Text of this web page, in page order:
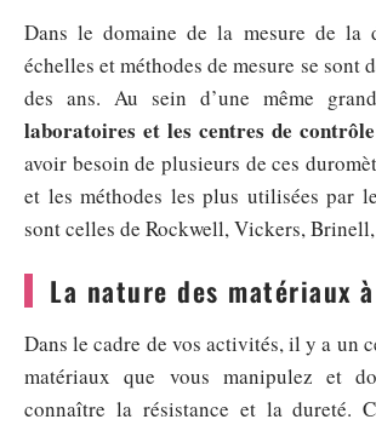
Dans le domaine de la mesure de la
échelles et méthodes de mesure se sont
des ans. Au sein d’une même
laboratoires et les centres de
avoir besoin de plusieurs de ces
et les méthodes les plus utilisées par
sont celles de Rockwell, Vickers,
La nature des matériaux
Dans le cadre de vos activités, il y a un
matériaux que vous manipulez et
connaître la résistance et la dureté.